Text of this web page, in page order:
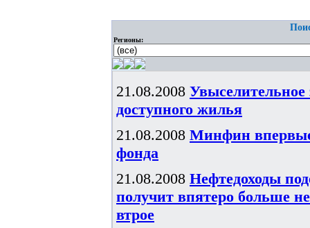
Регионы:
21.08.2008
доступного жилья
21.08.2008 Минфин впервые
фонда
21.08.2008 Нефтедоходы
получит впятеро больше
втрое